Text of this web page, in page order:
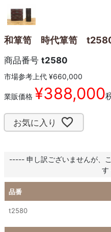
和箪笥 時代箪笥
商品番号 t2580
市場参考上代 ¥660,000
業販価格 ¥388,000
お気に入り
----- 申し訳ございませんが、
品番
t2580